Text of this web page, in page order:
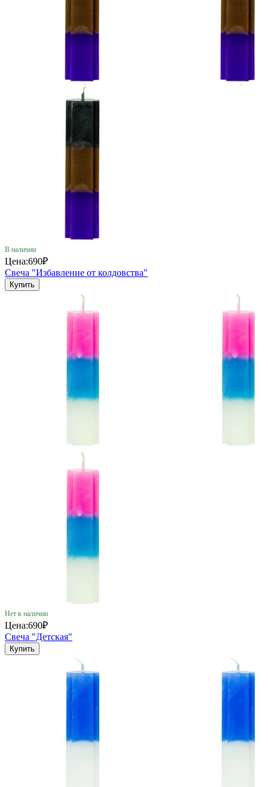
В наличии
Цена:690₽
Свеча "Избавление от колдовства"
Купить
Нет в наличии
Цена:690₽
Свеча "Детская"
Купить